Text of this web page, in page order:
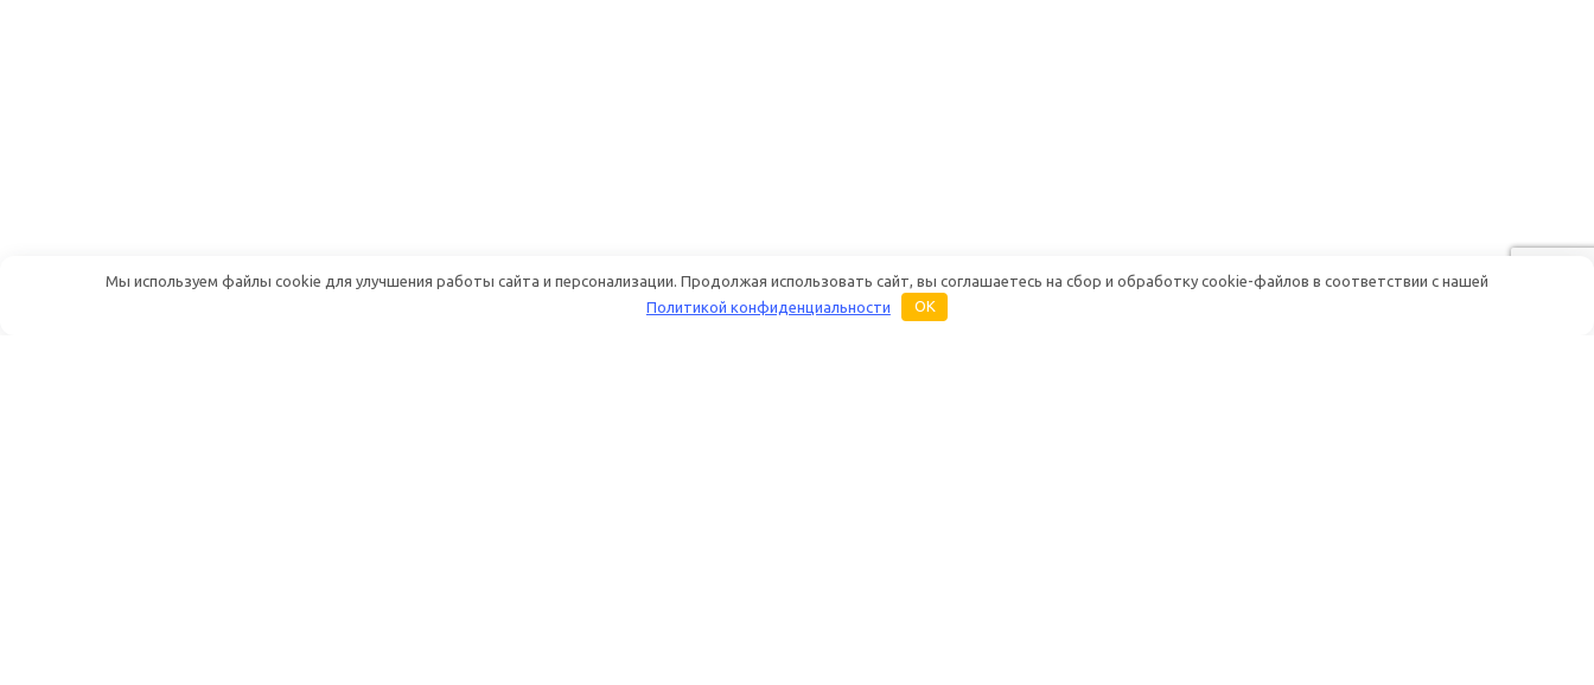
Мы используем файлы cookie для улучшения работы сайта и персонализации. Продолжая использовать сайт, вы соглашаетесь на сбор и обработку cookie-файлов в соответствии с нашей
Политикой конфиденциальности
OK